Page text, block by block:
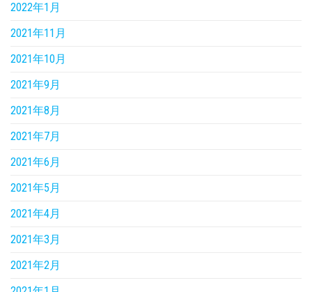
2022年1月
2021年11月
2021年10月
2021年9月
2021年8月
2021年7月
2021年6月
2021年5月
2021年4月
2021年3月
2021年2月